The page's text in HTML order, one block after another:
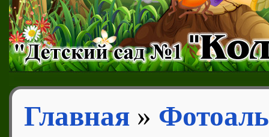
Главная »